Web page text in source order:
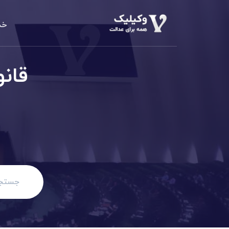
دعاوی
الزام به
مطالبه
دعاوی
دعاوی
مطالبه